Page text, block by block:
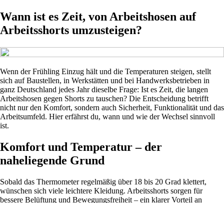
Wann ist es Zeit, von Arbeitshosen auf
Arbeitsshorts umzusteigen?
Wenn der Frühling Einzug hält und die Temperaturen steigen, stellt
sich auf Baustellen, in Werkstätten und bei Handwerksbetrieben in
ganz Deutschland jedes Jahr dieselbe Frage: Ist es Zeit, die langen
Arbeitshosen gegen Shorts zu tauschen? Die Entscheidung betrifft
nicht nur den Komfort, sondern auch Sicherheit, Funktionalität und das
Arbeitsumfeld. Hier erfährst du, wann und wie der Wechsel sinnvoll
ist.
Komfort und Temperatur – der
naheliegende Grund
Sobald das Thermometer regelmäßig über 18 bis 20 Grad klettert,
wünschen sich viele leichtere Kleidung. Arbeitsshorts sorgen für
bessere Belüftung und Bewegungsfreiheit – ein klarer Vorteil an